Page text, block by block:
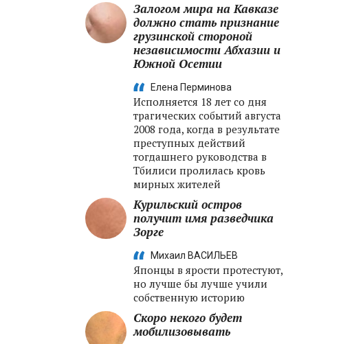
Залогом мира на Кавказе
должно стать признание
грузинской стороной
независимости Абхазии и
Южной Осетии
Елена Перминова
Исполняется 18 лет со дня
трагических событий августа
2008 года, когда в результате
преступных действий
тогдашнего руководства в
Тбилиси пролилась кровь
мирных жителей
Курильский остров
получит имя разведчика
Зорге
Михаил ВАСИЛЬЕВ
Японцы в ярости протестуют,
но лучше бы лучше учили
собственную историю
Скоро некого будет
мобилизовывать